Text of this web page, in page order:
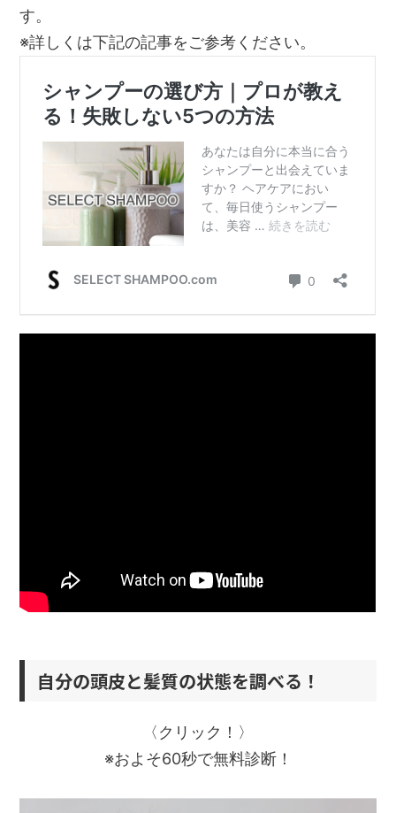
す。
※詳しくは下記の記事をご参考ください。
自分の頭皮と髪質の状態を調べる！
〈クリック！〉
※およそ60秒で無料診断！